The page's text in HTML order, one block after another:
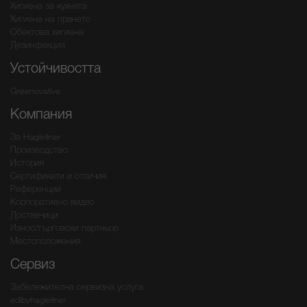
Хигиена за кухнята
Хигиена на прането
Обектова хигиена
Дезинфекция
Устойчивостта
Greenovative
Компания
За Hagleitner
Производство
История
Сертификати и отличия
Референции
Корпоративно видео
Доставчици
Износ/търговски партньор
Местоположения
Сервиз
Забележителна сервизна услуга
edibyhagleitner